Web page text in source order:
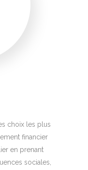
choix les plus
financier
en prenant
sociales,